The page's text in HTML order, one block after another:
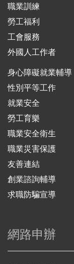
職業訓練
勞工福利
工會服務
外國人工作者
身心障礙就業輔導
性別平等工作
就業安全
勞工育樂
職業安全衛生
職業災害保護
友善連結
創業諮詢輔導
求職防騙宣導
網路申辦